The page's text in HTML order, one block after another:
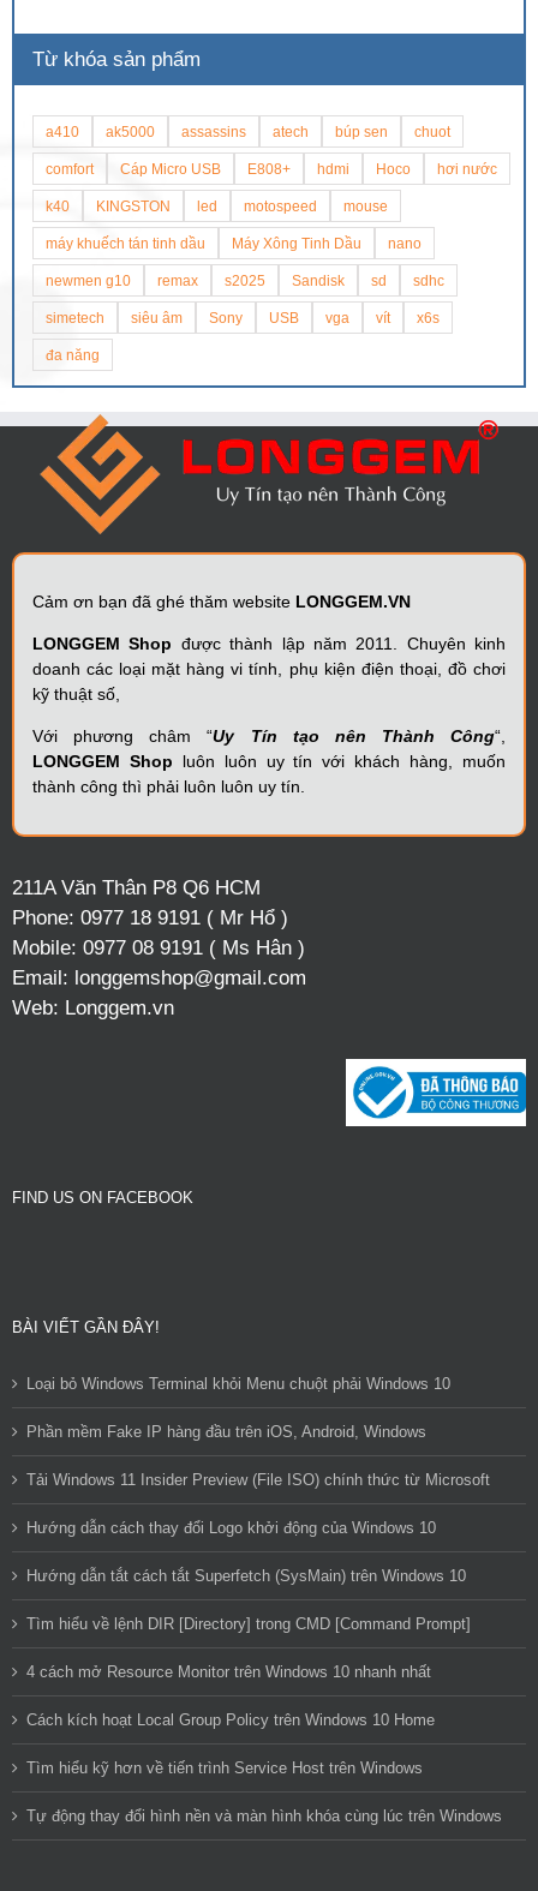
Từ khóa sản phẩm
a410 ak5000 assassins atech búp sen chuot
comfort Cáp Micro USB E808+ hdmi Hoco hơi nước
k40 KINGSTON led motospeed mouse
máy khuếch tán tinh dầu Máy Xông Tinh Dầu nano
newmen g10 remax s2025 Sandisk sd sdhc
simetech siêu âm Sony USB vga vít x6s
đa năng
Cảm ơn bạn đã ghé thăm website LONGGEM.VN
LONGGEM Shop được thành lập năm 2011. Chuyên kinh
doanh các loại mặt hàng vi tính, phụ kiện điện thoại, đồ chơi
kỹ thuật số,
Với phương châm “Uy Tín tạo nên Thành Công“,
LONGGEM Shop luôn luôn uy tín với khách hàng, muốn
thành công thì phải luôn luôn uy tín.
211A Văn Thân P8 Q6 HCM
Phone: 0977 18 9191 ( Mr Hổ )
Mobile: 0977 08 9191 ( Ms Hân )
Email: longgemshop@gmail.com
Web: Longgem.vn
FIND US ON FACEBOOK
BÀI VIẾT GẦN ĐÂY!
Loại bỏ Windows Terminal khỏi Menu chuột phải Windows 10
Phần mềm Fake IP hàng đầu trên iOS, Android, Windows
Tải Windows 11 Insider Preview (File ISO) chính thức từ Microsoft
Hướng dẫn cách thay đổi Logo khởi động của Windows 10
Hướng dẫn tắt cách tắt Superfetch (SysMain) trên Windows 10
Tìm hiểu về lệnh DIR [Directory] trong CMD [Command Prompt]
4 cách mở Resource Monitor trên Windows 10 nhanh nhất
Cách kích hoạt Local Group Policy trên Windows 10 Home
Tìm hiểu kỹ hơn về tiến trình Service Host trên Windows
Tự động thay đổi hình nền và màn hình khóa cùng lúc trên Windows